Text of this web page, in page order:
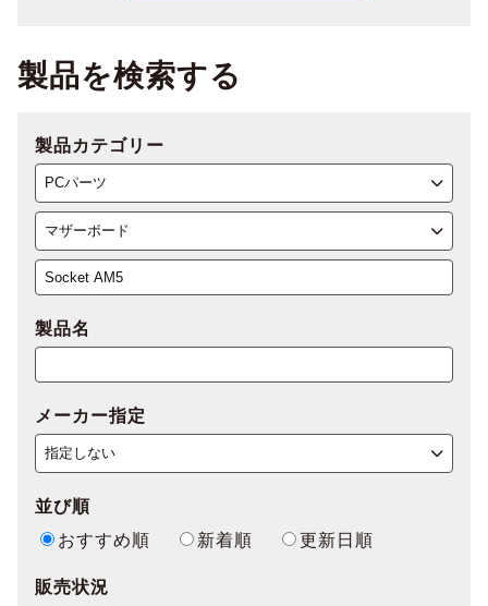
製品を検索する
製品カテゴリー
製品名
メーカー指定
並び順
おすすめ順
新着順
更新日順
販売状況